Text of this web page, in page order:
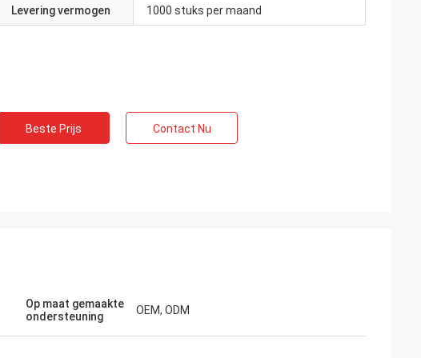
Levering vermogen 1000 stuks per maand
Beste Prijs Contact Nu
Op maat gemaakte
ondersteuning
OEM, ODM